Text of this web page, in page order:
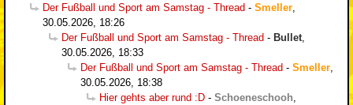
Der Fußball und Sport am Samstag - Thread - Smeller,
30.05.2026, 18:26
Der Fußball und Sport am Samstag - Thread - Bullet,
30.05.2026, 18:33
Der Fußball und Sport am Samstag - Thread - Smeller,
30.05.2026, 18:38
Hier gehts aber rund :D - Schoeneschooh,